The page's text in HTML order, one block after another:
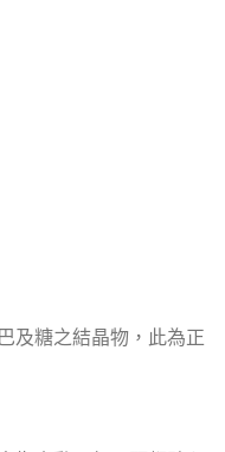
及糖之結晶物，此為正